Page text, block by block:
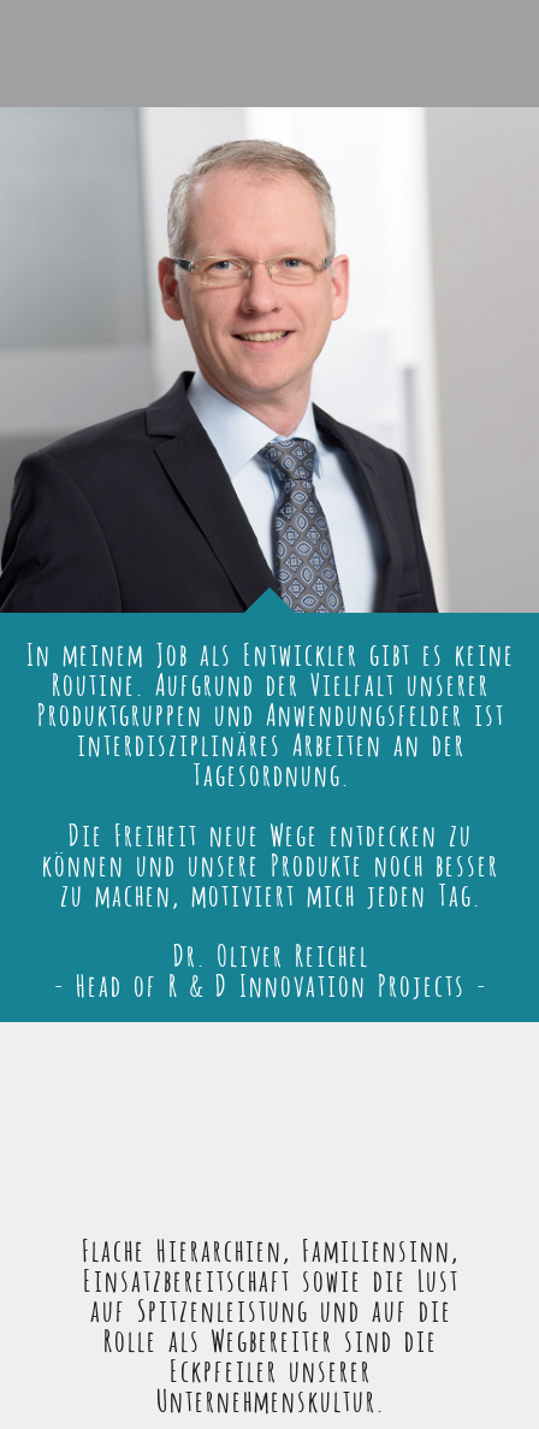
In meinem Job als Entwickler gibt es keine
Routine. Aufgrund der Vielfalt unserer
Produktgruppen und Anwendungsfelder ist
interdisziplinäres Arbeiten an der
Tagesordnung.
Die Freiheit neue Wege entdecken zu
können und unsere Produkte noch besser
zu machen, motiviert mich jeden Tag.
Dr. Oliver Reichel
- Head of R & D Innovation Projects -
Flache Hierarchien, Familiensinn,
Einsatzbereitschaft sowie die Lust
auf Spitzenleistung und auf die
Rolle als Wegbereiter sind die
Eckpfeiler unserer
Unternehmenskultur.